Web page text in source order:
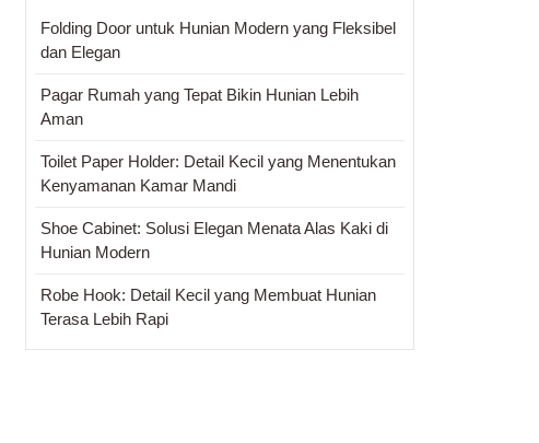
Folding Door untuk Hunian Modern yang Fleksibel
dan Elegan
Pagar Rumah yang Tepat Bikin Hunian Lebih
Aman
Toilet Paper Holder: Detail Kecil yang Menentukan
Kenyamanan Kamar Mandi
Shoe Cabinet: Solusi Elegan Menata Alas Kaki di
Hunian Modern
Robe Hook: Detail Kecil yang Membuat Hunian
Terasa Lebih Rapi